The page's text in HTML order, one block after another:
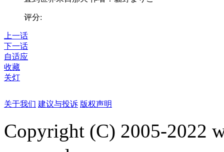
评分:
上一话
下一话
自适应
收藏
关灯
关于我们 建议与投诉 版权声明
Copyright (C) 2005-2022